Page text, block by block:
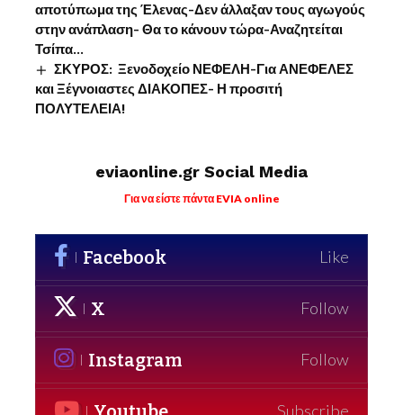
αποτύπωμα της Έλενας-Δεν άλλαξαν τους αγωγούς
στην ανάπλαση- Θα το κάνουν τώρα-Αναζητείται
Τσίπα…
ΣΚΥΡΟΣ: Ξενοδοχείο ΝΕΦΕΛΗ-Για ΑΝΕΦΕΛΕΣ
και Ξέγνοιαστες ΔΙΑΚΟΠΕΣ- Η προσιτή
ΠΟΛΥΤΕΛΕΙΑ!
eviaonline.gr Social Media
Για να είστε πάντα EVIA online
Facebook Like
X Follow
Instagram Follow
Subscribe